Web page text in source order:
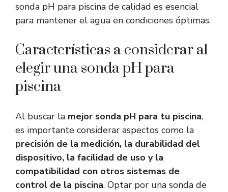
sonda pH para piscina de calidad es esencial
para mantener el agua en condiciones óptimas.
Características a considerar al
elegir una sonda pH para
piscina
Al buscar la mejor sonda pH para tu piscina,
es importante considerar aspectos como la
precisión de la medición, la durabilidad del
dispositivo, la facilidad de uso y la
compatibilidad con otros sistemas de
control de la piscina. Optar por una sonda de